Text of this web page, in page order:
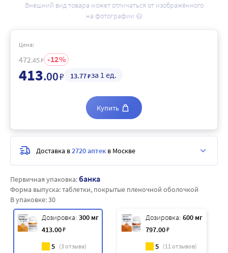
Внешний вид товара может отличаться от изображённого
на фотографии
Первичная упаковка:банка
Форма выпуска:таблетки, покрытые пленочной оболочкой
В упаковке:30
Дозировка: 300 мг
413.00₽
5 (3отзыва)
Дозировка: 600 мг
797.00₽
5 (11отзывов)
Цена:
472.45 ₽ 12
413.00₽ 13.77₽за 1 ед.
Купить
Доставка в2720 аптек в Москве